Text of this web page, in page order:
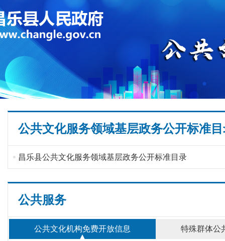
公共文化服务领域基层政务公开标准
昌乐县公共文化服务领域基层政务公开标准目录
公共服务
公共文化机构免费开放信息 特殊群体公